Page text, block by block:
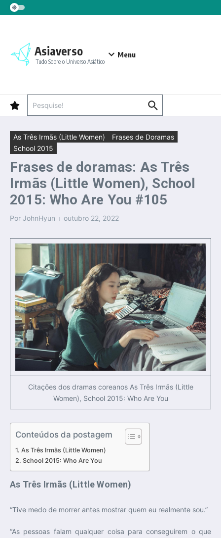
Ir para o conteúdo
Asiaverso
Tudo Sobre o Universo Asiático
Menu
As Três Irmãs (Little Women)
Frases de Doramas
School 2015
Frases de doramas: As Três
Irmãs (Little Women), School
2015: Who Are You #105
Por JohnHyun outubro 22, 2022
Citações dos dramas coreanos As Três Irmãs (Little
Women), School 2015: Who Are You
Conteúdos da postagem
As Três Irmãs (Little Women)
School 2015: Who Are You
As Três Irmãs (Little Women)
“Tive medo de morrer antes mostrar quem eu realmente sou.”
“As pessoas falam qualquer coisa para conseguirem o que